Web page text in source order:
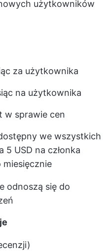
użytkowników
za użytkownika
na użytkownika
w sprawie cen
we wszystkich
5 USD na członka
odnoszą się do